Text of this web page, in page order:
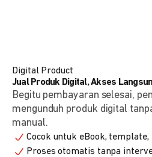
Digital Product
Jual Produk Digital, Akses
Begitu pembayaran selesai,
mengunduh produk digital
manual.
Cocok untuk eBook,
Proses otomatis tanpa